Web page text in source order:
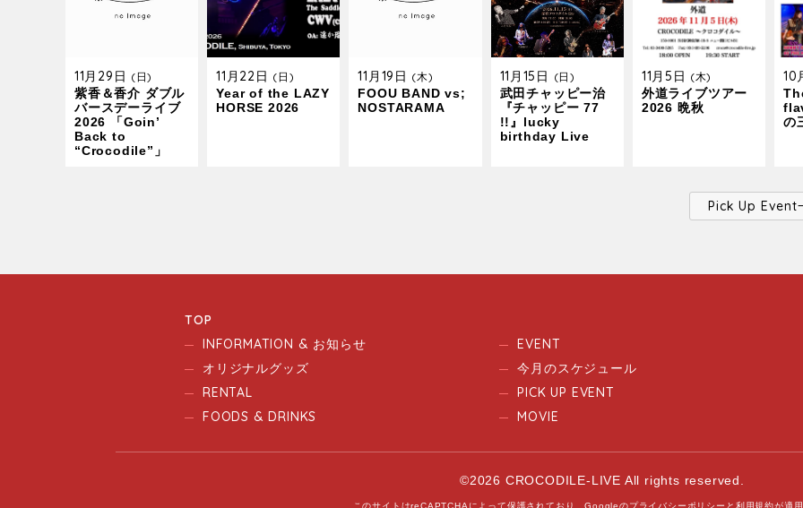
11月29日 (日)
紫香＆香介 ダブル
バースデーライブ
2026 「Goin’
Back to
“Crocodile”」
11月22日 (日)
Year of the LAZY
HORSE 2026
11月19日 (木)
FOOU BAND vs;
NOSTARAMA
11月15日 (日)
武田チャッピー治
『チャッピー 77
!!』lucky
birthday Live
11月5日 (木)
外道ライブツアー
2026 晩秋
10
の
Pick Up Event
TOP
INFORMATION & お知らせ
オリジナルグッズ
RENTAL
FOODS & DRINKS
EVENT
今月のスケジュール
PICK UP EVENT
MOVIE
©2026 CROCODILE-LIVE All rights reserved.
このサイトはreCAPTCHAによって保護されており、Googleのプライバシーポリシー と 利用規約が適